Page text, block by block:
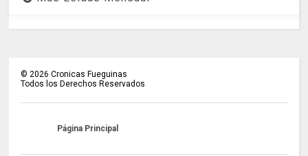
© 2026 Cronicas Fueguinas
Todos los Derechos Reservados
Página Principal